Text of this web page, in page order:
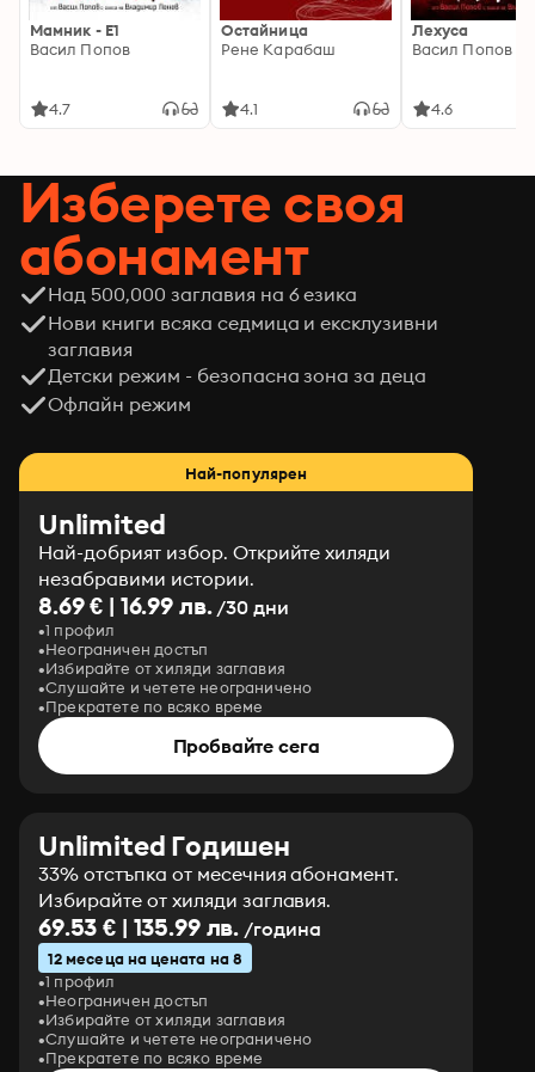
Мамник - E1
Васил Попов
4.7
Остайница
Рене Карабаш
4.1
Лехуса
Васил Попов
4.6
Изберете своя
абонамент
Над 500,000 заглавия на 6 езика
Нови книги всяка седмица и ексклузивни
заглавия
Детски режим - безопасна зона за деца
Офлайн режим
Най-популярен
Unlimited
Най-добрият избор. Открийте хиляди
незабравими истории.
8.69 € | 16.99 лв./30 дни
1 профил
Неограничен достъп
Избирайте от хиляди заглавия
Слушайте и четете неограничено
Прекратете по всяко време
Пробвайте сега
Unlimited Годишен
33% отстъпка от месечния абонамент.
Избирайте от хиляди заглавия.
69.53 € | 135.99 лв. /година
12 месеца на цената на 8
1 профил
Неограничен достъп
Избирайте от хиляди заглавия
Слушайте и четете неограничено
Прекратете по всяко време